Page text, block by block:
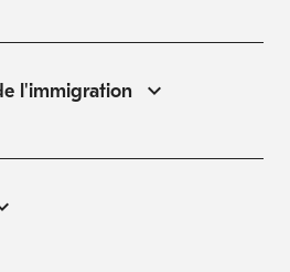
l'immigration